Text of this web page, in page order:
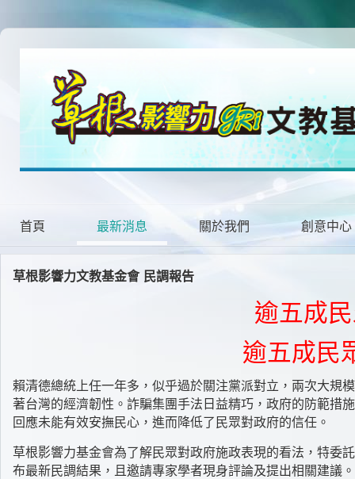
首頁 最新消息 關於我們 創意中心
草根影響力文教基金會 民調報告
逾五成
逾五成民
賴清德總統上任一年多，似乎過於關注黨派對立，兩次大規
著台灣的經濟韌性。詐騙集團手法日益精巧，政府的防範措
回應未能有效安撫民心，進而降低了民眾對政府的信任。
草根影響力基金會為了解民眾對政府施政表現的看法，特委
布最新民調結果，且邀請專家學者現身評論及提出相關建議。